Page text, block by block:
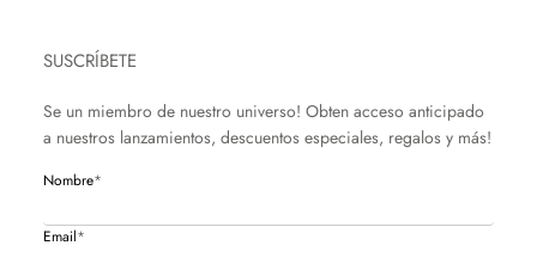
SUSCRÍBETE
Se un miembro de nuestro universo! Obten acceso anticipado
a nuestros lanzamientos, descuentos especiales, regalos y más!
Nombre*
Email*